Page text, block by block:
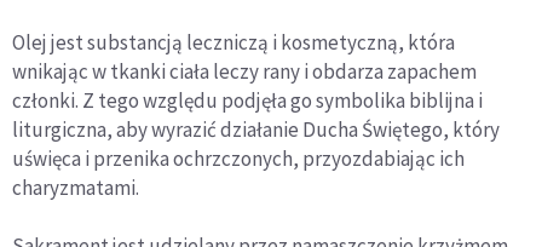
Olej jest substancją leczniczą i kosmetyczną, która
wnikając w tkanki ciała leczy rany i obdarza zapachem
członki. Z tego względu podjęła go symbolika biblijna i
liturgiczna, aby wyrazić działanie Ducha Świętego, który
uświęca i przenika ochrzczonych, przyozdabiając ich
charyzmatami.